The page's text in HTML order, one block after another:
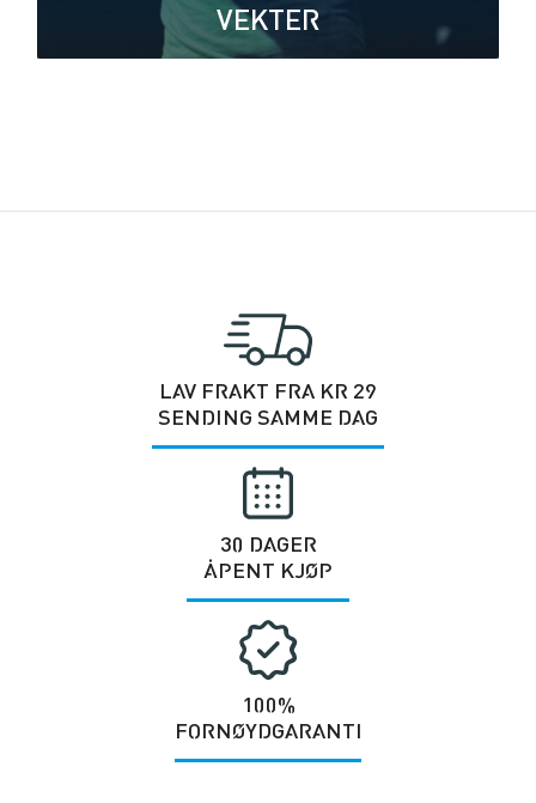
VEKTER
LAV FRAKT FRA KR 29
SENDING SAMME DAG
30 DAGER
ÅPENT KJØP
100%
FORNØYDGARANTI